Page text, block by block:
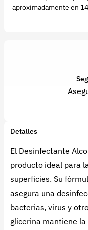
aproximadamente en
Detalles
El Desinfectante
producto ideal para
superficies. Su
asegura una
bacterias, virus y
glicerina mantiene